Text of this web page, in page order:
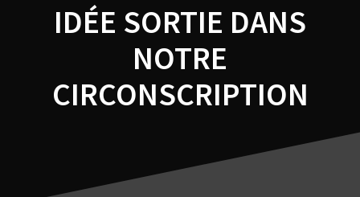
IDÉE SORTIE DANS
NOTRE
CIRCONSCRIPTION